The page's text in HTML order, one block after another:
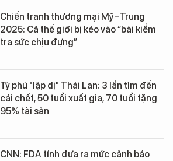
Chiến tranh thương mại Mỹ–Trung
2025: Cả thế giới bị kéo vào “bài kiểm
tra sức chịu đựng”
Tỷ phú "lập dị" Thái Lan: 3 lần tìm đến
cái chết, 50 tuổi xuất gia, 70 tuổi tặng
95% tài sản
CNN: FDA tính đưa ra mức cảnh báo